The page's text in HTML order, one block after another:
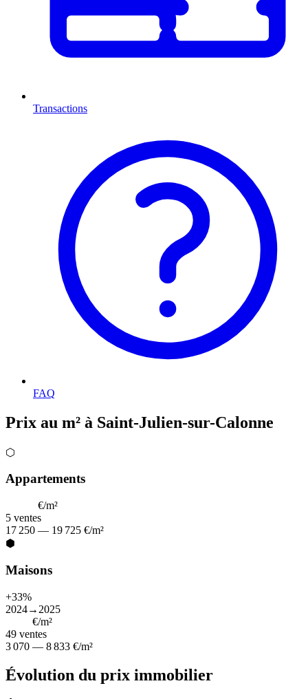
Transactions
FAQ
Prix au m² à Saint-Julien-sur-Calonne
⬡
Appartements
€/m²
5 ventes
17 250 — 19 725 €/m²
⬢
Maisons
+33%
2024→2025
€/m²
49 ventes
3 070 — 8 833 €/m²
Évolution du prix immobilier